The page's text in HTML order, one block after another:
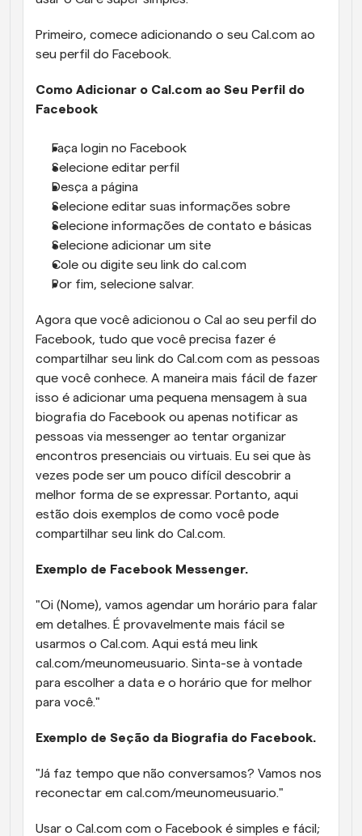
Primeiro, comece adicionando o seu Cal.com ao
seu perfil do Facebook.
Como Adicionar o Cal.com ao Seu Perfil do
Facebook
Faça login no Facebook
Selecione editar perfil
Desça a página
Selecione editar suas informações sobre
Selecione informações de contato e básicas
Selecione adicionar um site
Cole ou digite seu link do cal.com
Por fim, selecione salvar.
Agora que você adicionou o Cal ao seu perfil do
Facebook, tudo que você precisa fazer é
compartilhar seu link do Cal.com com as pessoas
que você conhece. A maneira mais fácil de fazer
isso é adicionar uma pequena mensagem à sua
biografia do Facebook ou apenas notificar as
pessoas via messenger ao tentar organizar
encontros presenciais ou virtuais. Eu sei que às
vezes pode ser um pouco difícil descobrir a
melhor forma de se expressar. Portanto, aqui
estão dois exemplos de como você pode
compartilhar seu link do Cal.com.
Exemplo de Facebook Messenger.
"Oi (Nome), vamos agendar um horário para falar
em detalhes. É provavelmente mais fácil se
usarmos o Cal.com. Aqui está meu link
cal.com/meunomeusuario. Sinta-se à vontade
para escolher a data e o horário que for melhor
para você."
Exemplo de Seção da Biografia do Facebook.
"Já faz tempo que não conversamos? Vamos nos
reconectar em cal.com/meunomeusuario."
Usar o Cal.com com o Facebook é simples e fácil;